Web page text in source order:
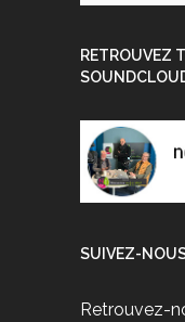
RETROUVEZ
SUIVEZ-
Retrouvez-